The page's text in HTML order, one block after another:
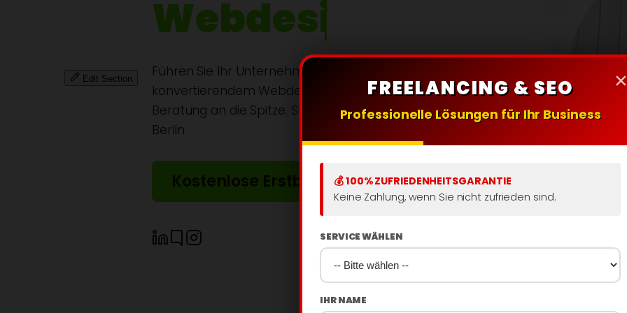
×
FREELANCING & SEO
Professionelle Lösungen für Ihr Business
💰 100% ZUFRIEDENHEITSGARANTIE
Keine Zahlung, wenn Sie nicht zufrieden sind.
SERVICE WÄHLEN
IHR NAME
Webdesigner
Führen Sie Ihr Unternehmen mit datengesteuerter SEO,
konvertierendem Webdesign und zukunftssicherer KI-
Beratung an die Spitze. Starten Sie heute risikofrei in
Berlin.
Kostenlose Erstberatung Buchen
Edit Section